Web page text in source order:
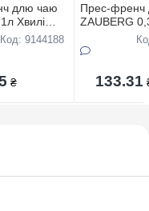
длю чаю
Хвилі
Код: 9144188
₴
Прес-френч
ZAUBERG
НТ03-Р350
133.31